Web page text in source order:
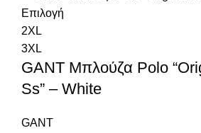
Επιλογή
2XL
3XL
GANT Μπλούζα Polo
Ss” – White
GANT